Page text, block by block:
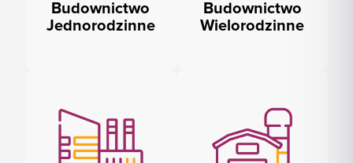
Budownictwo
Jednorodzinne
Budownictwo
Wielorodzinne